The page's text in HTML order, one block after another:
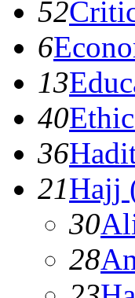
52
6
13
40
36
21Hajj
30
28